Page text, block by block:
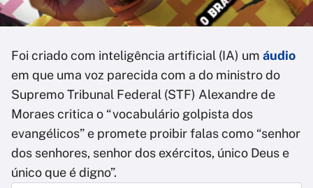
Foi criado com inteligência artificial (IA) um áudio
em que uma voz parecida com a do ministro do
Supremo Tribunal Federal (STF) Alexandre de
Moraes critica o “vocabulário golpista dos
evangélicos” e promete proibir falas como “senhor
dos senhores, senhor dos exércitos, único Deus e
único que é digno”.